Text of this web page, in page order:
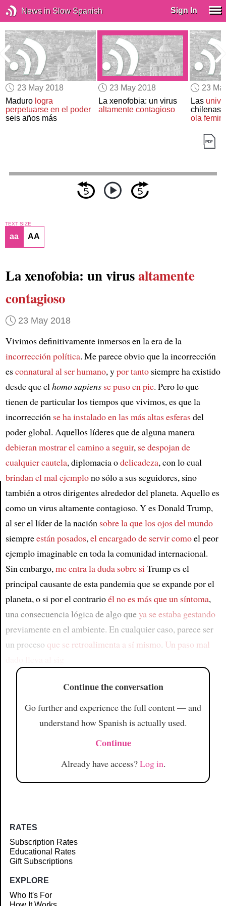
News in Slow Spanish Sign In
23 May 2018
Maduro logra
perpetuarse en el poder
seis años más
23 May 2018
La xenofobia: un virus
altamente contagioso
23
Las
chilenas
ola
Article
TEXT SIZE
aa AA
La xenofobia: un virusaltamente
contagioso
23 May 2018
Vivimos definitivamente inmersos en la era de la
incorrección política. Me parece obvio que la incorrección
esconnatural al ser humano, ypor tantosiempre ha existido
desde que elhomo sapiens se puso en pie. Pero lo que
tienen de particular los tiempos que vivimos, es que la
incorrección se ha instalado en las más altas esferasdel
poder global. Aquellos líderes que de alguna manera
debieran mostrar el camino a seguir, se despojan de
cualquier cautela, diplomacia odelicadeza, con lo cual
brindan el mal ejemplono sólo a sus seguidores, sino
también a otros dirigentes alrededor del planeta. Aquello es
como un virus altamente contagioso. Y es Donald Trump,
al ser el líder de la nación sobre la que los ojos del mundo
siempreestán posados,el encargado de servir comoel peor
ejemplo imaginable en toda la comunidad internacional.
Sin embargo,me entra la duda sobre siTrump es el
principal causante de esta pandemia que se expande por el
planeta, o si por el contrarioél no es más que un síntoma,
una consecuencia lógica de algo queya se estaba gestando
previamente en el ambiente. En cualquier caso, parece ser
un proceso que se retroalimenta a sí mismo. Un paso mal
Continue the conversation
Go further and experience the full content — and
understand how Spanish is actually used.
Continue
Already have access?Log in.
RATES
Subscription Rates
Educational Rates
Gift Subscriptions
EXPLORE
Who It's For